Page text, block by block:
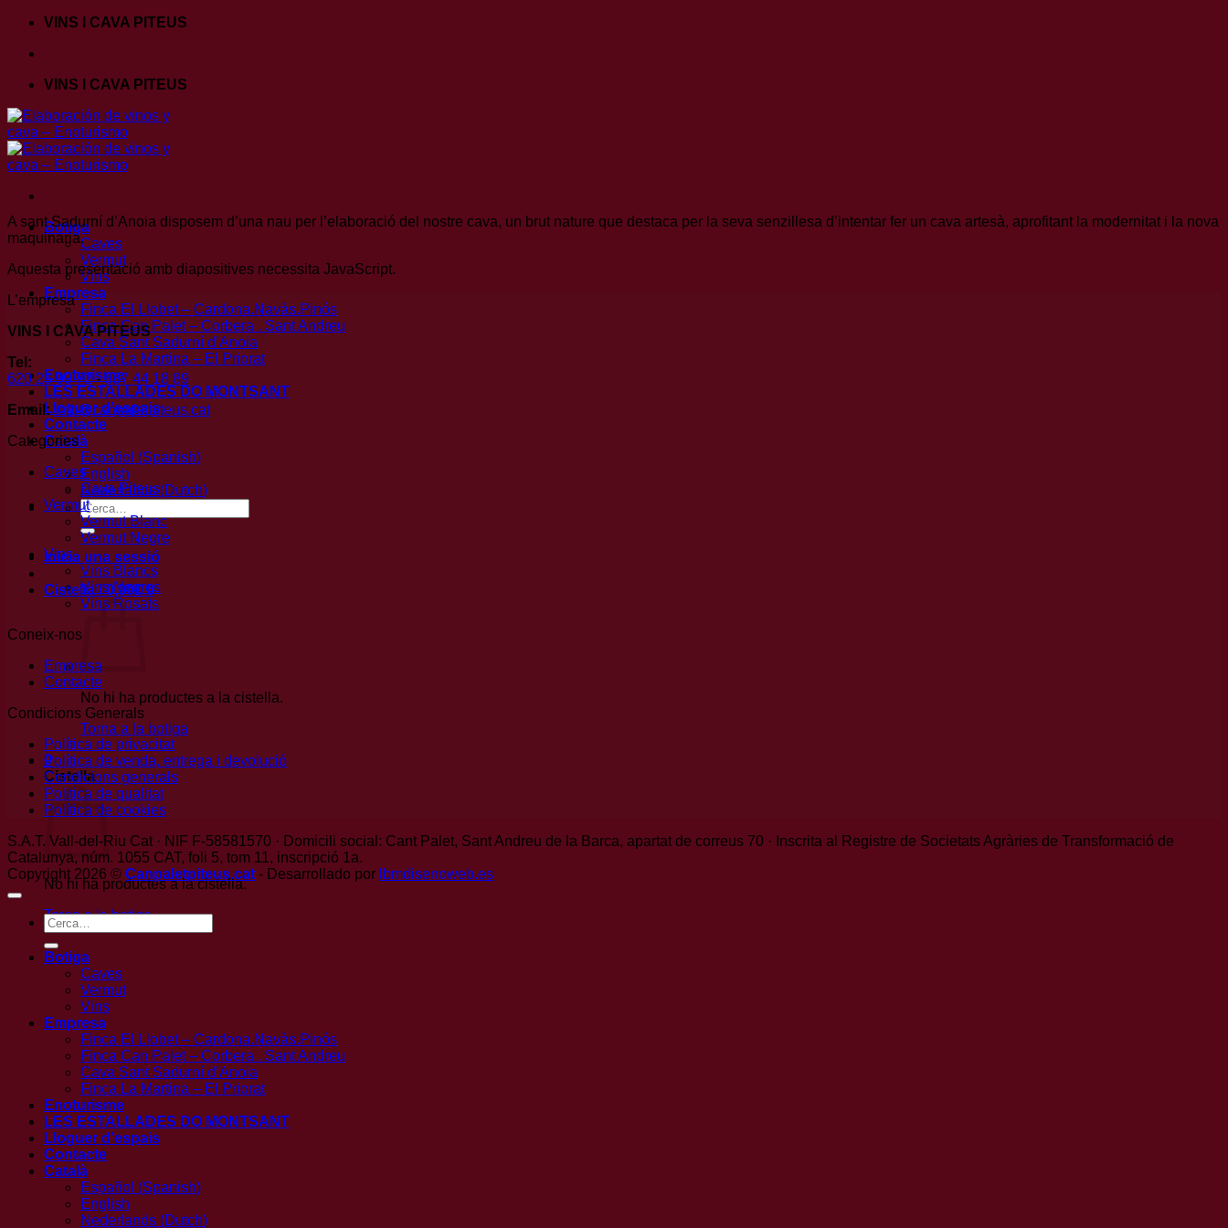
Skip
content
VINS I CAVA PITEUS
VINS I CAVA PITEUS
Botiga
Caves
Vermut
Vins
Empresa
Finca El Llobet – Cardona.Navàs.Pinós
Finca Can Palet – Corbera . Sant Andreu
Cava Sant Sadurní d’Anoia
Finca La Martina – El Priorat
Enoturisme
LES ESTALLADES DO MONTSANT
Lloguer d’espais
Contacte
Català
Español (Spanish)
English
Nederlands(Dutch)
Cerca:
Inicia una sessió
Cistella /0,00€ 0
No hi ha productes a la cistella.
Torna a la botiga
0
Cistella
No hi ha productes a la cistella.
Torna a la botiga
A sant Sadurní d’Anoia disposem d’una nau per l’elaboració del nostre cava, un brut nature que destaca per la seva senzillesa d’intentar fer un cava artesà, aprofitant la modernitat i la nova
maquinaria.
Aquesta presentació amb diapositives necessita JavaScript.
L’empresa
VINS I CAVA PITEUS
Tel:
620 25 90 72-687 44 18 89
Email: info@canpaletpiteus.cat
Categories
Caves
Cava Piteus
Vermut
Vermut Blanc
Vermut Negre
Vins
Vins Blancs
Vins Negres
Vins Rosats
Coneix-nos
Empresa
Contacte
Condicions Generals
Política de privacitat
Política de venda, entrega i devolució
Condicions generals
Politica de qualitat
Política de cookies
S.A.T. Vall-del-Riu Cat · NIF F-58581570 · Domicili social: Cant Palet, Sant Andreu de la Barca, apartat de correus 70 · Inscrita al Registre de Societats Agràries de Transformació de
Catalunya, núm. 1055 CAT, foli 5, tom 11, inscripció 1a.
Copyright 2026 © Canpaletpiteus.cat - Desarrollado por lbmdisenoweb.es
Cerca:
Botiga
Caves
Vermut
Vins
Empresa
Finca El Llobet – Cardona.Navàs.Pinós
Finca Can Palet – Corbera . Sant Andreu
Cava Sant Sadurní d’Anoia
Finca La Martina – El Priorat
Enoturisme
LES ESTALLADES DO MONTSANT
Lloguer d’espais
Contacte
Català
Español (Spanish)
English
Nederlands (Dutch)